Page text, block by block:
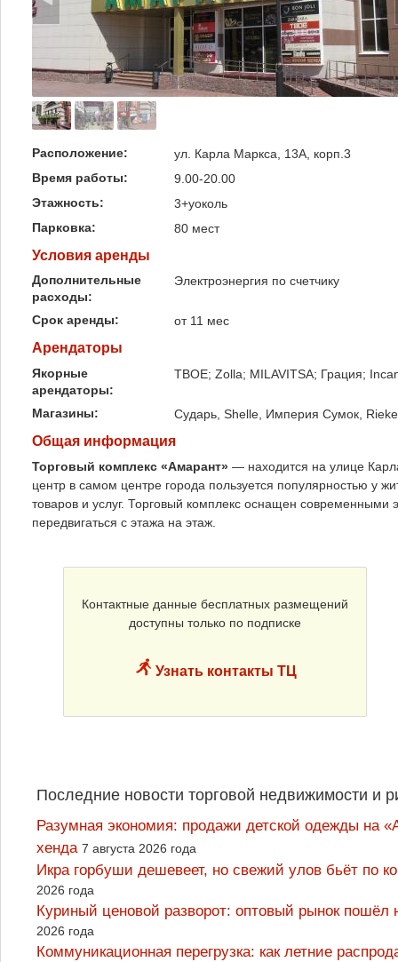
Расположение:
ул. Карла Маркса, 13А, корп.3
Время работы:
9.00-20.00
Этажность:
3+уоколь
Парковка:
80 мест
Условия аренды
Дополнительные
расходы:
Электроэнергия по счетчику
Срок аренды: от 11 мес
Арендаторы
Якорные
арендаторы:
ТВОЕ; Zolla; MILAVITSA; Грация;
Магазины: Сударь, Shelle, Империя Сумок,
Общая информация
Торговый комплекс «Амарант» — находится на улице
центр в самом центре города пользуется популярностью у
товаров и услуг. Торговый комплекс оснащен
передвигаться с этажа на этаж.
Контактные данные бесплатных размещений
доступны только по подписке
Узнать контакты ТЦ
Последние новости торговой недвижимости и
Разумная экономия: продажи детской одежды на
хенда 7 августа 2026 года
Икра горбуши дешевеет, но свежий улов бьёт по
2026 года
Куриный ценовой разворот: оптовый рынок
2026 года
Коммуникационная перегрузка: как летние